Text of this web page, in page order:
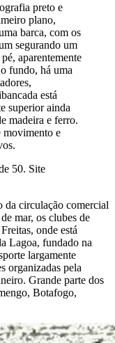
preto e
plano,
barca, com os
segurando um
aparentemente
fundo, há uma
está
superior ainda
madeira e ferro.
movimento e
50. Site
da circulação comercial
mar, os clubes de
onde está
Lagoa, fundado na
largamente
organizadas pela
Grande parte dos
Botafogo,